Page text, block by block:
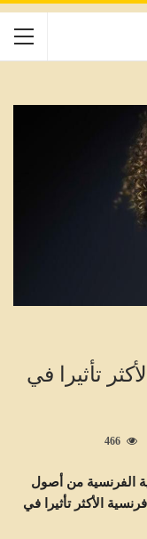
تأثيرا في
466
الفرنسية من أصول
ضمن الـ50 شخصية فرنسية الأكثر تأثيرا في